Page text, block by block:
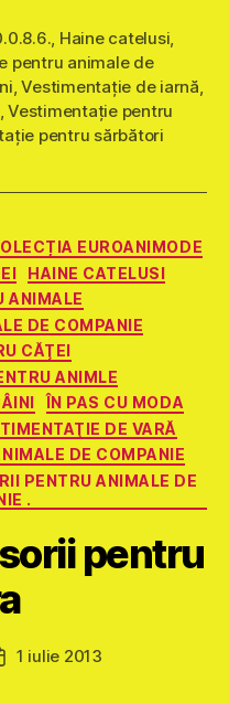
, Haine catelusi,
pentru animale de
,Vestimentaţie de iarnă,
,Vestimentaţie pentru
pentru sărbători
EUROANIMODE
HAINE CATELUSI
ANIMALE
DE COMPANIE
CĂŢEI
ANIMLE
ÎN PAS CU MODA
DE VARĂ
DE COMPANIE
PENTRU ANIMALE DE
.
pentru
1 iulie 2013